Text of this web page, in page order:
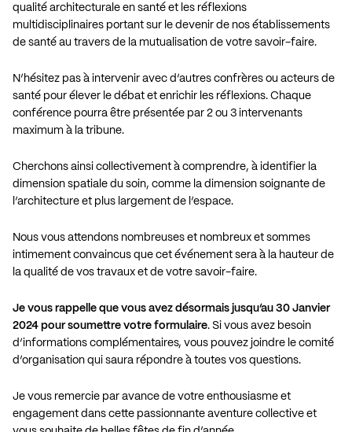
qualité architecturale en santé et les réflexions
multidisciplinaires portant sur le devenir de nos établissements
de santé au travers de la mutualisation de votre savoir-faire.
N’hésitez pas à intervenir avec d’autres confrères ou acteurs de
santé pour élever le débat et enrichir les réflexions. Chaque
conférence pourra être présentée par 2 ou 3 intervenants
maximum à la tribune.
Cherchons ainsi collectivement à comprendre, à identifier la
dimension spatiale du soin, comme la dimension soignante de
l’architecture et plus largement de l’espace.
Nous vous attendons nombreuses et nombreux et sommes
intimement convaincus que cet événement sera à la hauteur de
la qualité de vos travaux et de votre savoir-faire.
Je vous rappelle que vous avez désormais jusqu’au 30 Janvier
2024 pour soumettre votre formulaire. Si vous avez besoin
d’informations complémentaires, vous pouvez joindre le comité
d’organisation qui saura répondre à toutes vos questions.
Je vous remercie par avance de votre enthousiasme et
engagement dans cette passionnante aventure collective et